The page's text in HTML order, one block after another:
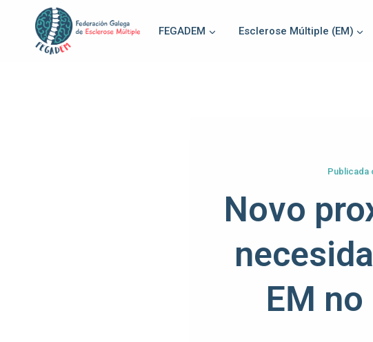
FEGADEM Esclerose Múltiple (EM)
Publicada
Novo
EM no